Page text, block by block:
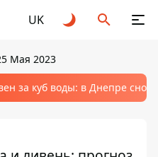
UK
Мая 2023
за куб воды: в Днепре